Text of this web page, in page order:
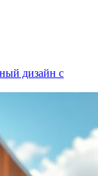
дизайн с